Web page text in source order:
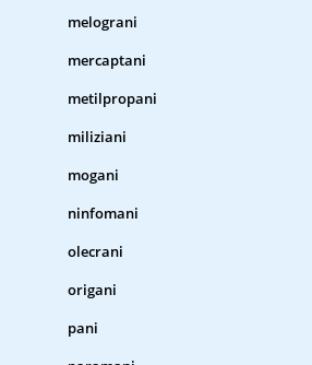
melograni
mercaptani
metilpropani
miliziani
mogani
ninfomani
olecrani
origani
pani